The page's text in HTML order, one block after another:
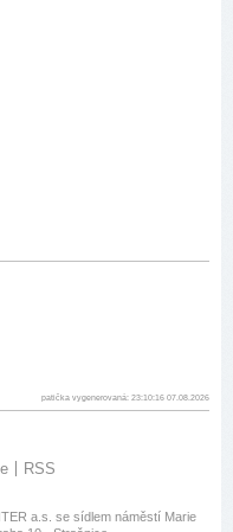
patička vygenerovaná: 23:10:16 07.08.2026
RSS
a.s. se sídlem náměstí Marie